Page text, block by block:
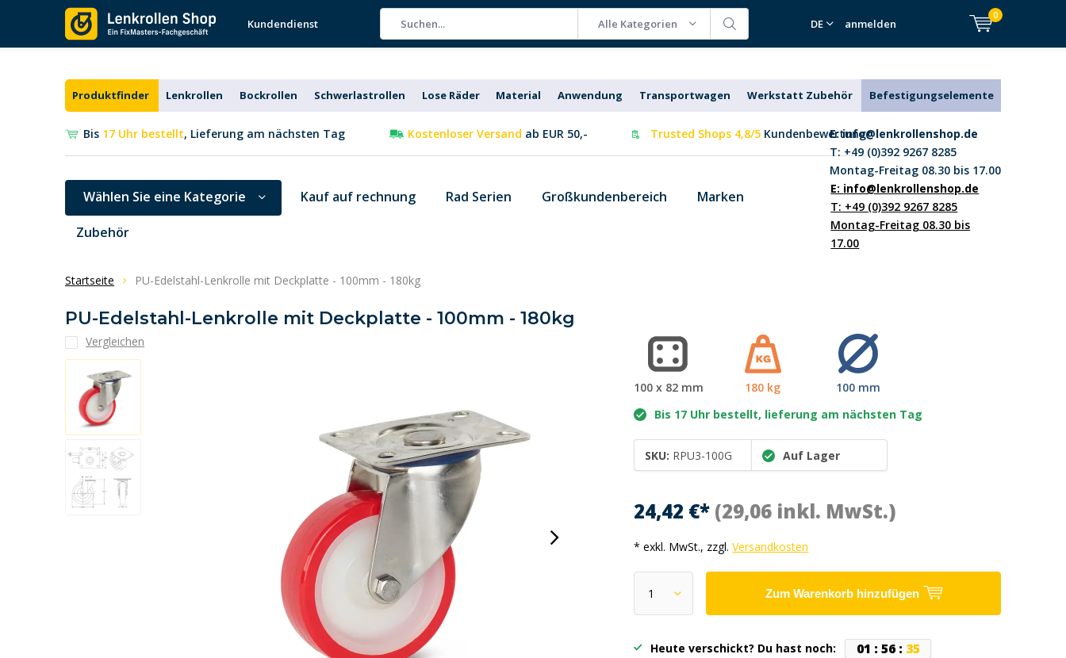
Kundendienst Alle Kategorien DE anmelden
0
Produktfinder Lenkrollen Bockrollen Schwerlastrollen Lose Räder Material Anwendung Transportwagen Werkstatt Zubehör Befestigungselemente
Bis 17 Uhr bestellt, Lieferung am nächsten Tag Kostenloser Versand ab EUR 50,- Trusted Shops 4,8/5 Kundenbewertung
E:info@lenkrollenshop.de
T: +49 (0)392 9267 8285
Montag-Freitag 08.30 bis 17.00
Wählen Sie eine Kategorie Kauf auf rechnung Rad Serien Großkundenbereich Marken
Zubehör
E: info@lenkrollenshop.de
T: +49 (0)392 9267 8285
Montag-Freitag 08.30 bis
17.00
Startseite PU-Edelstahl-Lenkrolle mit Deckplatte - 100mm - 180kg
PU-Edelstahl-Lenkrolle mit Deckplatte - 100mm - 180kg
Vergleichen
100 x 82 mm 180 kg
100 mm
Bis 17 Uhr bestellt, lieferung am nächsten Tag
SKU: RPU3-100G Auf Lager
24,42 €* (29,06 inkl. MwSt.)
* exkl. MwSt., zzgl.Versandkosten
Zum Warenkorb hinzufügen
Heute verschickt? Du hast noch: 01 : 56: 34